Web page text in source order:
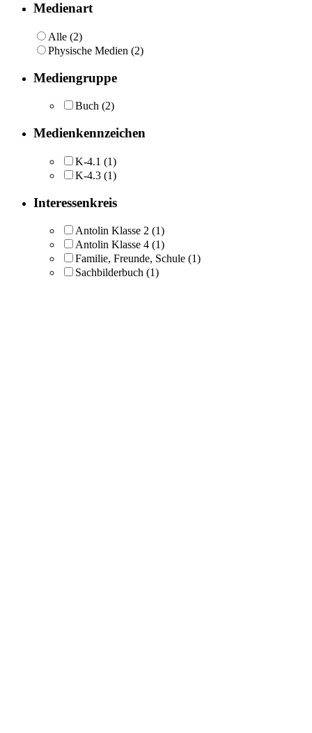
Medienart
Alle (2)
Physische Medien (2)
Mediengruppe
Buch (2)
Medienkennzeichen
K-4.1 (1)
K-4.3 (1)
Interessenkreis
Antolin Klasse 2 (1)
Antolin Klasse 4 (1)
Familie, Freunde, Schule (1)
Sachbilderbuch (1)